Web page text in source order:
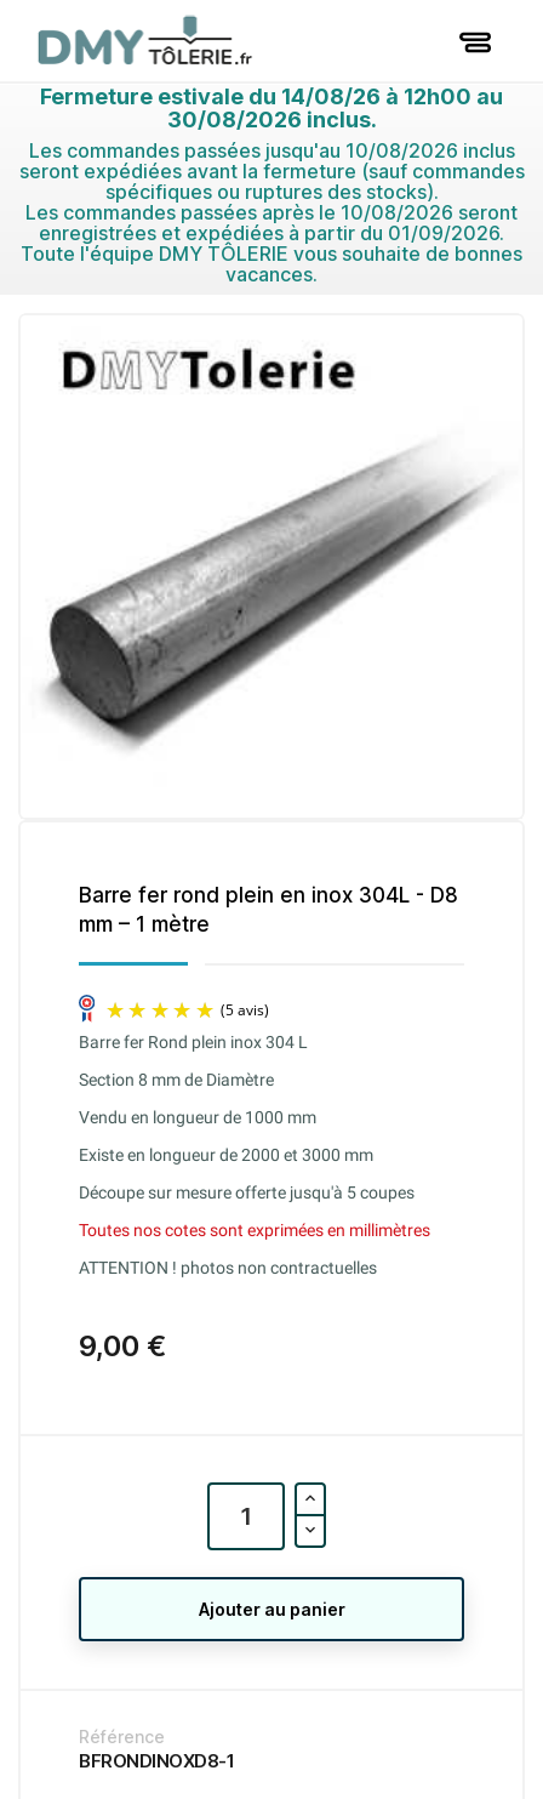
Fermeture estivale du 14/08/26 à 12h00 au
30/08/2026 inclus.
Les commandes passées jusqu'au 10/08/2026 inclus
seront expédiées avant la fermeture (sauf commandes
spécifiques ou ruptures des stocks).
Les commandes passées après le 10/08/2026 seront
enregistrées et expédiées à partir du 01/09/2026.
Toute l'équipe DMY TÔLERIE vous souhaite de bonnes
vacances.
Barre fer rond plein en inox 304L - D8
mm – 1 mètre
(5 avis)
Barre fer Rond plein inox 304 L
Section 8 mm de Diamètre
Vendu en longueur de 1000 mm
Existe en longueur de 2000 et 3000 mm
Découpe sur mesure offerte jusqu'à 5 coupes
Toutes nos cotes sont exprimées en millimètres
ATTENTION ! photos non contractuelles
9,00 €
Ajouter au panier
Référence
BFRONDINOXD8-1